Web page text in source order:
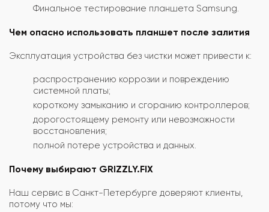
Финальное тестирование планшета Samsung.
Чем опасно использовать планшет после залития
Эксплуатация устройства без чистки может привести к:
распространению коррозии и повреждению
системной платы;
короткому замыканию и сгоранию контроллеров;
дорогостоящему ремонту или невозможности
восстановления;
полной потере устройства и данных.
Почему выбирают GRIZZLY.FIX
Наш сервис в Санкт-Петербурге доверяют клиенты,
потому что мы: